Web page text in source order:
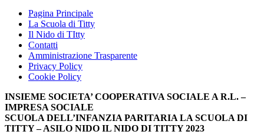
Pagina Principale
La Scuola di Titty
Il Nido di TItty
Contatti
Amministrazione Trasparente
Privacy Policy
Cookie Policy
INSIEME SOCIETA’ COOPERATIVA SOCIALE A R.L. –
IMPRESA SOCIALE
SCUOLA DELL’INFANZIA PARITARIA LA SCUOLA DI
TITTY – ASILO NIDO IL NIDO DI TITTY 2023